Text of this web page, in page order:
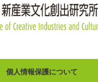
個人情報保護について